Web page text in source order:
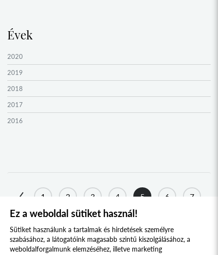
Évek
2020
2019
2018
2017
2016
2010
2009
1 2 3 4 5 6 7
8
Ez a weboldal sütiket használ!
Sütiket használunk a tartalmak és hirdetések személyre
szabásához, a látogatóink magasabb szintű kiszolgálásához, a
weboldalforgalmunk elemzéséhez, illetve marketing